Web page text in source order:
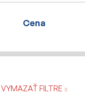
Cena
VYMAZAŤ FILTRE